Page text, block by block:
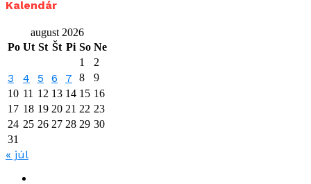
Kalendár
august 2026
Po Ut St Št Pi So Ne
1
2
3 4 5 6 7 8
9
10 11 12 13 14 15 16
17 18 19 20 21 22 23
24 25 26 27 28 29 30
31
« júl